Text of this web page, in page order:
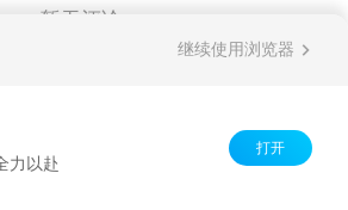
暂无评论
继续使用浏览器
力以赴
打开